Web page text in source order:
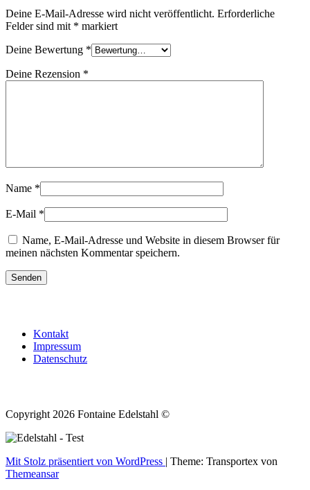
Deine E-Mail-Adresse wird nicht veröffentlicht. Erforderliche
Felder sind mit * markiert
Deine Bewertung *
Deine Rezension *
Name *
E-Mail *
Name, E-Mail-Adresse und Website in diesem Browser für
meinen nächsten Kommentar speichern.
Kontakt
Impressum
Datenschutz
Copyright 2026 Fontaine Edelstahl ©
Mit Stolz präsentiert von WordPress | Theme: Transportex von
Themeansar